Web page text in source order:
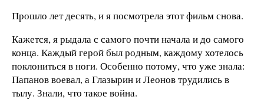
Прошло лет десять, и я посмотрела этот фильм снова.
Кажется, я рыдала с самого почти начала и до самого
конца. Каждый герой был родным, каждому хотелось
поклониться в ноги. Особенно потому, что уже знала:
Папанов воевал, а Глазырин и Леонов трудились в
тылу. Знали, что такое война.